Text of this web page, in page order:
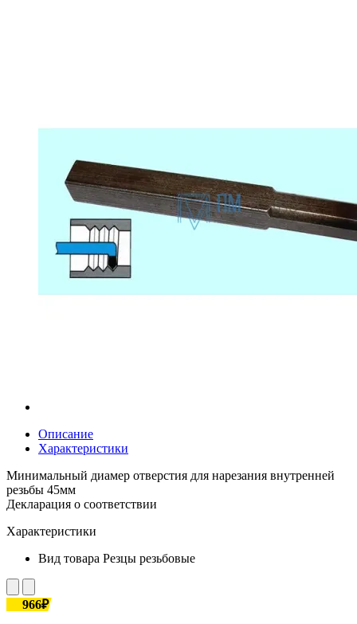
Описание
Характеристики
Минимальный диамер отверстия для нарезания внутренней
резьбы 45мм
Декларация о соответствии
Характеристики
Вид товара Резцы резьбовые
966₽